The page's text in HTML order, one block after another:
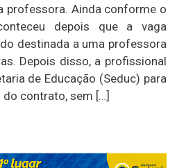
professora. Ainda conforme o
depois que a vaga
destinada a uma professora
Depois disso, a profissional
de Educação (Seduc) para
contrato, sem […]